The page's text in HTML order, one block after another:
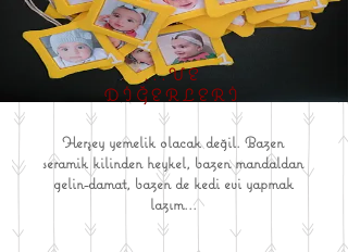
...VE
DİĞERLERİ
Herşey yemelik olacak değil. Bazen
seramik kilinden heykel, bazen mandaldan
gelin-damat, bazen de kedi evi yapmak
lazım...